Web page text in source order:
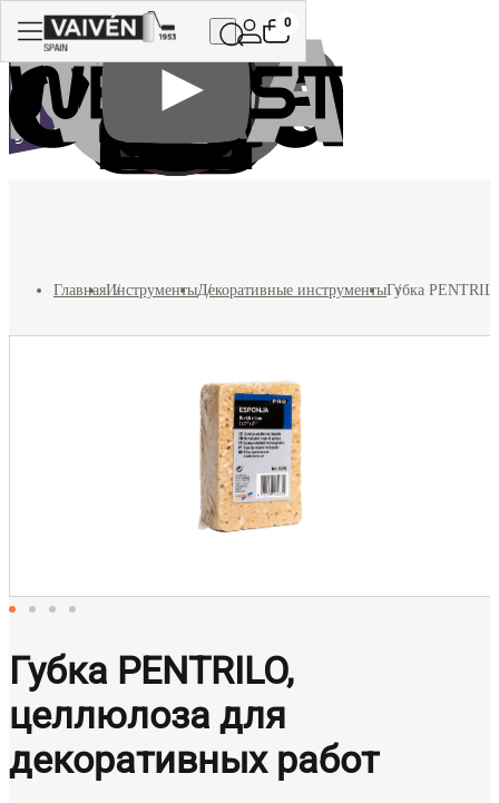
0
ГлавнаяИнструментыДекоративные инструментыГубка
Губка PENTRILO,
целлюлоза для
декоративных работ